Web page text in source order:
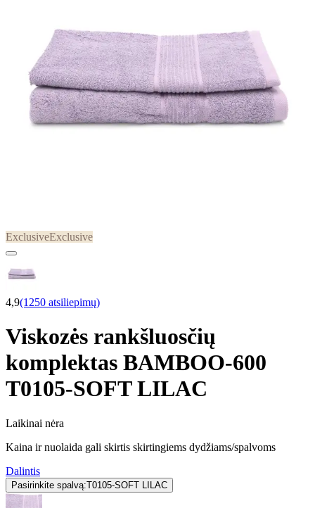
ExclusiveExclusive
4,9(1250 atsiliepimų)
Viskozės rankšluosčių
komplektas BAMBOO-600
T0105-SOFT LILAC
Laikinai nėra
Kaina ir nuolaida gali skirtis skirtingiems dydžiams/spalvoms
Dalintis
Pasirinkite spalvą:T0105-SOFT LILAC